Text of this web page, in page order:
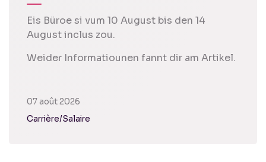
Eis Büroe si vum 10 August bis den 14
August inclus zou.
Weider Informatiounen fannt dir am Artikel.
07 août 2026
Carrière/Salaire